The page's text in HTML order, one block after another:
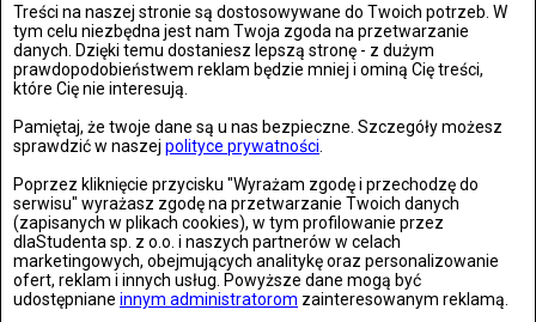
Treści na naszej stronie są dostosowywane do Twoich potrzeb. W
tym celu niezbędna jest nam Twoja zgoda na przetwarzanie
danych. Dzięki temu dostaniesz lepszą stronę - z dużym
prawdopodobieństwem reklam będzie mniej i ominą Cię treści,
które Cię nie interesują.
Pamiętaj, że twoje dane są u nas bezpieczne. Szczegóły możesz
sprawdzić w naszej polityce prywatności
Poprzez kliknięcie przycisku "Wyrażam zgodę i przechodzę do
serwisu" wyrażasz zgodę na przetwarzanie Twoich danych
(zapisanych w plikach cookies), w tym profilowanie przez
dlaStudenta sp. z o.o. i naszych partnerów w celach
marketingowych, obejmujących analitykę oraz personalizowanie
ofert, reklam i innych usług. Powyższe dane mogą być
udostępniane innym administratorom zainteresowanym reklamą.
Stronie Śląskie w ruinach: skutki niszczycielskiej powodzi
Zdjęć: 25